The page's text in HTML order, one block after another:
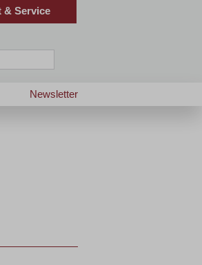
& Service
Newsletter